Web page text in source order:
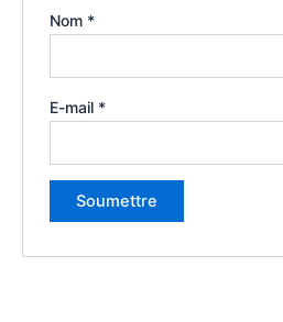
Nom *
E-mail *